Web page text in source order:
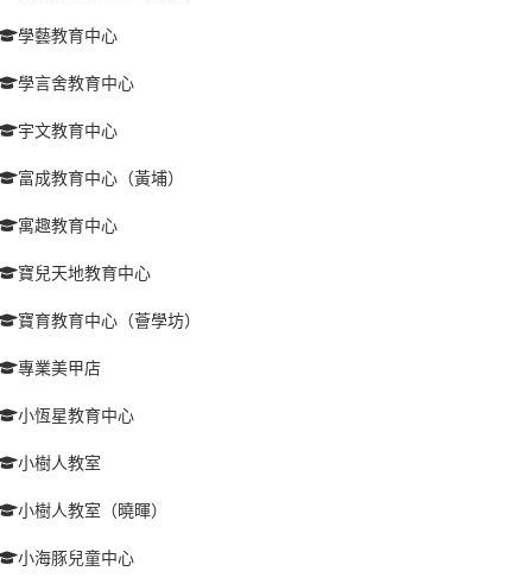
學藝教育中心
學言舍教育中心
宇文教育中心
富成教育中心（黃埔）
寓趣教育中心
寶兒天地教育中心
寶育教育中心（薈學坊）
專業美甲店
小恆星教育中心
小樹人教室
小樹人教室（曉暉）
小海豚兒童中心